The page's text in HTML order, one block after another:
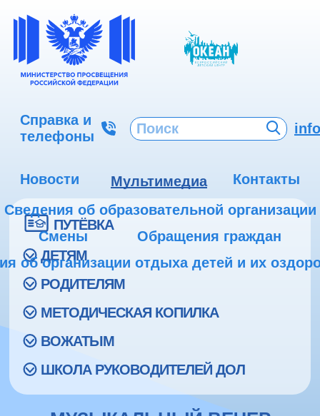
Справка и
телефоны
Новости Мультимедиа
Контакты
Сведения об образовательной организации
Смены
Обращения граждан
об организации отдыха детей и их
ПУТЁВКА
ДЕТЯМ
РОДИТЕЛЯМ
МЕТОДИЧЕСКАЯ КОПИЛКА
ВОЖАТЫМ
ШКОЛА РУКОВОДИТЕЛЕЙ ДОЛ